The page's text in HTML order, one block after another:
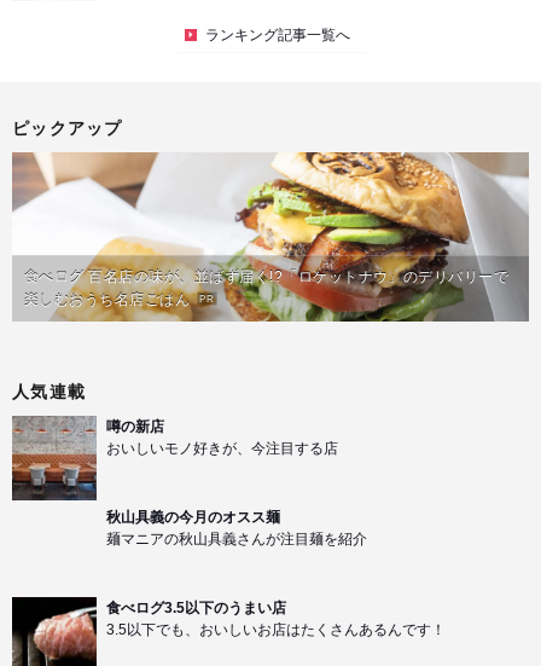
ランキング記事一覧へ
ピックアップ
食べログ 百名店の味が、並ばず届く!?「ロケットナウ」のデリバリーで
楽しむおうち名店ごはん PR
人気連載
噂の新店
おいしいモノ好きが、今注目する店
秋山具義の今月のオスス麺
麺マニアの秋山具義さんが注目麺を紹介
食べログ3.5以下のうまい店
3.5以下でも、おいしいお店はたくさんあるんです！